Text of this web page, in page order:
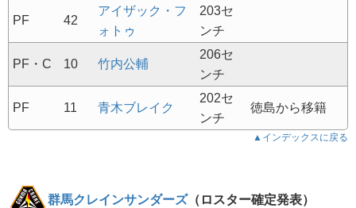
PF 42
アイザック・フ
ォトゥ
203セ
ンチ
PF・C 10 竹内公輔
206セ
ンチ
PF 11 青木ブレイク
202セ
ンチ
徳島から移籍
▲インデックスに戻る
群馬クレインサンダーズ（ロスター確定発表）